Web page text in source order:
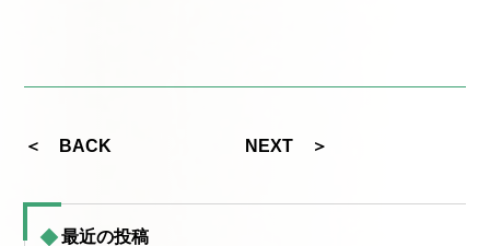
＜ BACK NEXT ＞
最近の投稿